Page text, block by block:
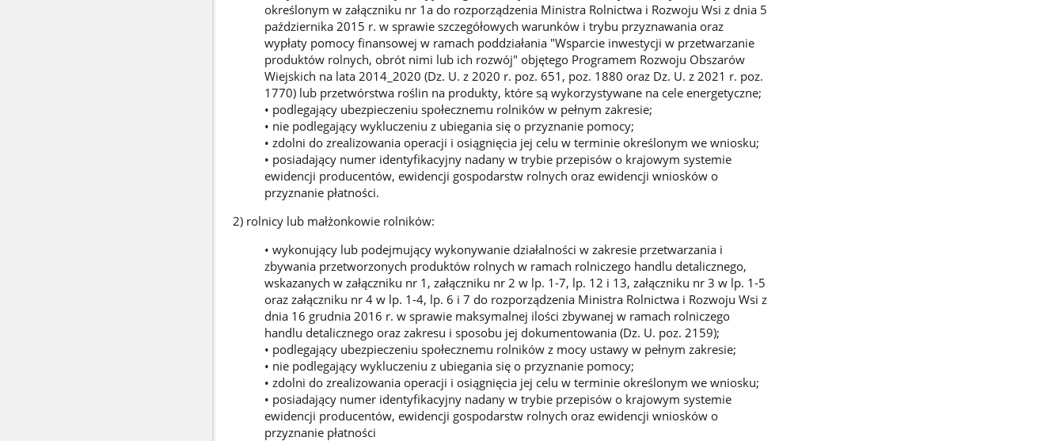
określonym w załączniku nr 1a do rozporządzenia Ministra Rolnictwa i Rozwoju Wsi z dnia 5
października 2015 r. w sprawie szczegółowych warunków i trybu przyznawania oraz
wypłaty pomocy finansowej w ramach poddziałania "Wsparcie inwestycji w przetwarzanie
produktów rolnych, obrót nimi lub ich rozwój" objętego Programem Rozwoju Obszarów
Wiejskich na lata 2014_2020 (Dz. U. z 2020 r. poz. 651, poz. 1880 oraz Dz. U. z 2021 r. poz.
1770) lub przetwórstwa roślin na produkty, które są wykorzystywane na cele energetyczne;
• podlegający ubezpieczeniu społecznemu rolników w pełnym zakresie;
• nie podlegający wykluczeniu z ubiegania się o przyznanie pomocy;
• zdolni do zrealizowania operacji i osiągnięcia jej celu w terminie określonym we wniosku;
• posiadający numer identyfikacyjny nadany w trybie przepisów o krajowym systemie
ewidencji producentów, ewidencji gospodarstw rolnych oraz ewidencji wniosków o
przyznanie płatności.
2) rolnicy lub małżonkowie rolników:
• wykonujący lub podejmujący wykonywanie działalności w zakresie przetwarzania i
zbywania przetworzonych produktów rolnych w ramach rolniczego handlu detalicznego,
wskazanych w załączniku nr 1, załączniku nr 2 w lp. 1-7, lp. 12 i 13, załączniku nr 3 w lp. 1-5
oraz załączniku nr 4 w lp. 1-4, lp. 6 i 7 do rozporządzenia Ministra Rolnictwa i Rozwoju Wsi z
dnia 16 grudnia 2016 r. w sprawie maksymalnej ilości zbywanej w ramach rolniczego
handlu detalicznego oraz zakresu i sposobu jej dokumentowania (Dz. U. poz. 2159);
• podlegający ubezpieczeniu społecznemu rolników z mocy ustawy w pełnym zakresie;
• nie podlegający wykluczeniu z ubiegania się o przyznanie pomocy;
• zdolni do zrealizowania operacji i osiągnięcia jej celu w terminie określonym we wniosku;
• posiadający numer identyfikacyjny nadany w trybie przepisów o krajowym systemie
ewidencji producentów, ewidencji gospodarstw rolnych oraz ewidencji wniosków o
przyznanie płatności